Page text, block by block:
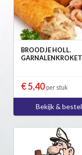
BROODJE HOLL.
GARNALENKROKET
€ 5,40per stuk
Bekijk & bestel